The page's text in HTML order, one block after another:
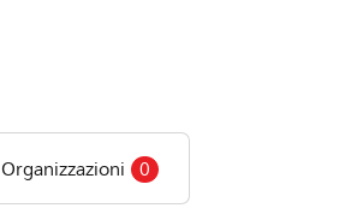
Organizzazioni 0